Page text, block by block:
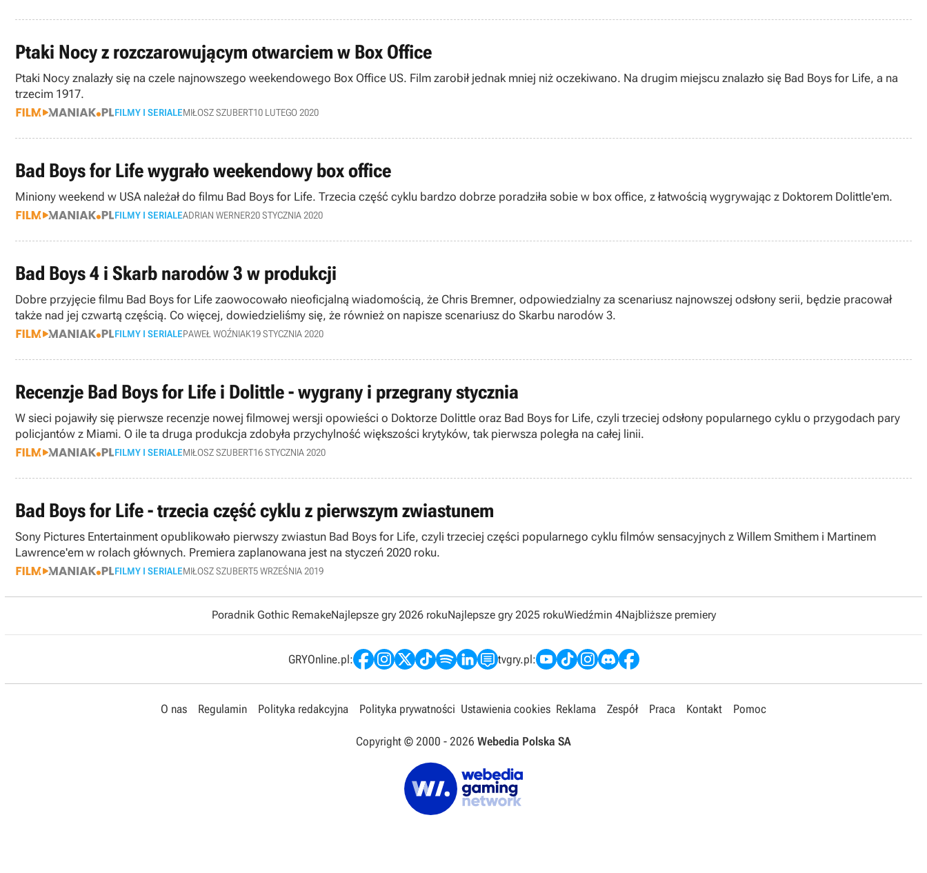
Ptaki Nocy z rozczarowującym otwarciem w Box Office
Ptaki Nocy znalazły się na czele najnowszego weekendowego Box Office US. Film zarobił jednak mniej niż oczekiwano. Na drugim miejscu znalazło się Bad Boys for Life, a na
trzecim 1917.
FILMY I SERIALEMIŁOSZ SZUBERT10 LUTEGO 2020
Bad Boys for Life wygrało weekendowy box office
Miniony weekend w USA należał do filmu Bad Boys for Life. Trzecia część cyklu bardzo dobrze poradziła sobie w box office, z łatwością wygrywając z Doktorem Dolittle'em.
FILMY I SERIALEADRIAN WERNER20 STYCZNIA 2020
Bad Boys 4 i Skarb narodów 3 w produkcji
Dobre przyjęcie filmu Bad Boys for Life zaowocowało nieoficjalną wiadomością, że Chris Bremner, odpowiedzialny za scenariusz najnowszej odsłony serii, będzie pracował
także nad jej czwartą częścią. Co więcej, dowiedzieliśmy się, że również on napisze scenariusz do Skarbu narodów 3.
FILMY I SERIALEPAWEŁ WOŹNIAK19 STYCZNIA 2020
Recenzje Bad Boys for Life i Dolittle - wygrany i przegrany stycznia
W sieci pojawiły się pierwsze recenzje nowej filmowej wersji opowieści o Doktorze Dolittle oraz Bad Boys for Life, czyli trzeciej odsłony popularnego cyklu o przygodach pary
policjantów z Miami. O ile ta druga produkcja zdobyła przychylność większości krytyków, tak pierwsza poległa na całej linii.
FILMY I SERIALEMIŁOSZ SZUBERT16 STYCZNIA 2020
Bad Boys for Life - trzecia część cyklu z pierwszym zwiastunem
Sony Pictures Entertainment opublikowało pierwszy zwiastun Bad Boys for Life, czyli trzeciej części popularnego cyklu filmów sensacyjnych z Willem Smithem i Martinem
Lawrence'em w rolach głównych. Premiera zaplanowana jest na styczeń 2020 roku.
FILMY I SERIALEMIŁOSZ SZUBERT5 WRZEŚNIA 2019
Poradnik Gothic RemakeNajlepsze gry 2026 rokuNajlepsze gry 2025 rokuWiedźmin 4Najbliższe premiery
GRYOnline.pl: tvgry.pl:
O nas Regulamin Polityka redakcyjna Polityka prywatności Ustawienia cookies Reklama Zespół Praca Kontakt Pomoc
Copyright © 2000 - 2026 Webedia Polska SA